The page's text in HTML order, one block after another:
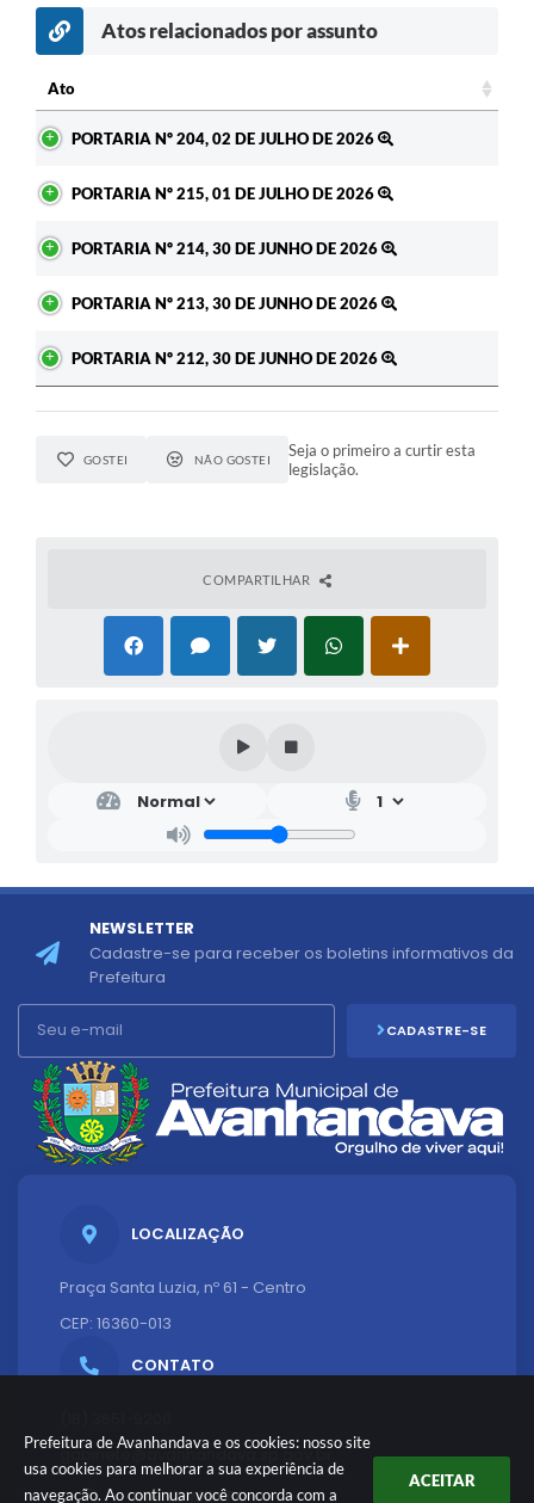
Prefeitura de Avanhandava e os cookies: nosso site
usa cookies para melhorar a sua experiência de
navegação. Ao continuar você concorda com a
ACEITAR
Atos relacionados por assunto
Ato
PORTARIA Nº 204, 02 DE JULHO DE 2026
PORTARIA Nº 215, 01 DE JULHO DE 2026
PORTARIA Nº 214, 30 DE JUNHO DE 2026
PORTARIA Nº 213, 30 DE JUNHO DE 2026
PORTARIA Nº 212, 30 DE JUNHO DE 2026
GOSTEI NÃO GOSTEI
Seja o primeiro a curtir esta
legislação.
COMPARTILHAR
LOCALIZAÇÃO
Praça Santa Luzia, nº 61 - Centro
CEP: 16360-013
CONTATO
gabinete@avanhandava.sp.gov.br
ATENDIMENTO
NEWSLETTER
Cadastre-se para receber os boletins informativos da
Prefeitura
CADASTRE-SE